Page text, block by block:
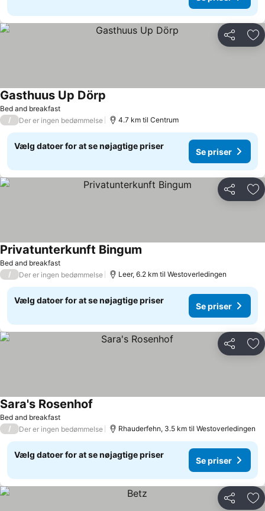
Del
Bed and breakfast
Gasthuus Up Dörp
/ Der er ingen bedømmelse 4.7 km til Centrum
Vælg datoer for at se nøjagtige priser
Se priser
Del
Bed and breakfast
Privatunterkunft Bingum
/ Der er ingen bedømmelse Leer, 6.2 km til Westoverledingen
Vælg datoer for at se nøjagtige priser
Se priser
Del
Bed and breakfast
Sara's Rosenhof
/ Der er ingen bedømmelse Rhauderfehn, 3.5 km til Westoverledingen
Vælg datoer for at se nøjagtige priser
Se priser
Del